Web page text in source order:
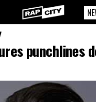
RapCity
punchlines